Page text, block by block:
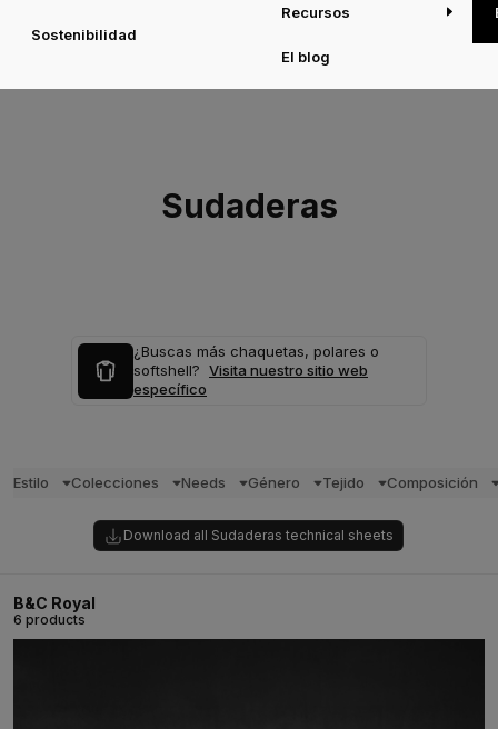
Sostenibilidad
Recursos
El blog
Sudaderas
¿Buscas más chaquetas, polares o
softshell? Visita nuestro sitio web
específico
Estilo Colecciones Needs Género Tejido Composición
Download all Sudaderas technical sheets
B&C Royal
6 products